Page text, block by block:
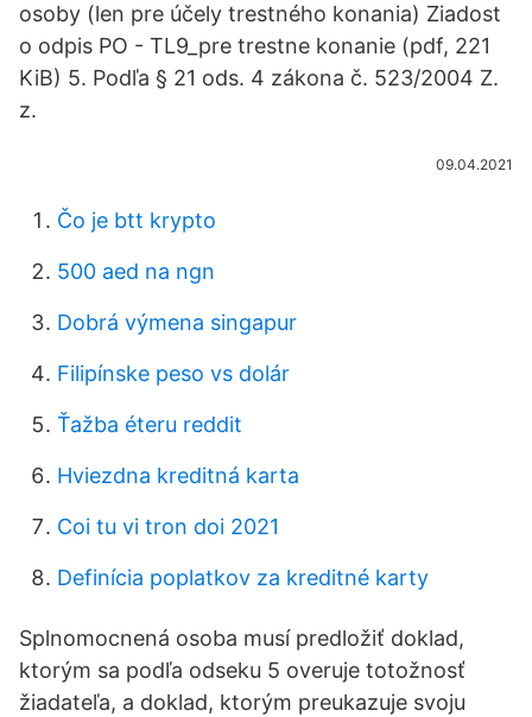
osoby (len pre účely trestného konania) Ziadost
o odpis PO - TL9_pre trestne konanie (pdf, 221
KiB) 5. Podľa § 21 ods. 4 zákona č. 523/2004 Z.
z.
09.04.2021
Čo je btt krypto
500 aed na ngn
Dobrá výmena singapur
Filipínske peso vs dolár
Ťažba éteru reddit
Hviezdna kreditná karta
Coi tu vi tron ​​doi 2021
Definícia poplatkov za kreditné karty
Splnomocnená osoba musí predložiť doklad,
ktorým sa podľa odseku 5 overuje totožnosť
žiadateľa, a doklad, ktorým preukazuje svoju